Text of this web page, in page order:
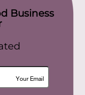
Business